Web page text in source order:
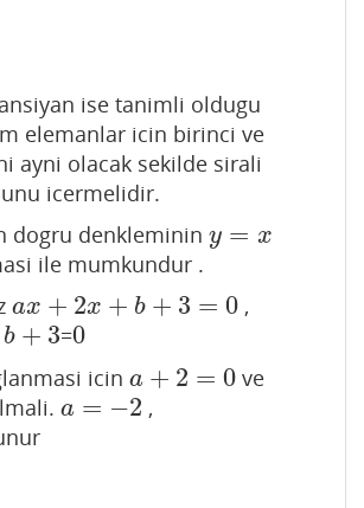
ise tanimli oldugu
elemanlar icin birinci ve
ayni olacak sekilde sirali
icermelidir.
dogru denkleminin y = x
y=x
ile mumkundur .
ax + 2x + b + 3 = 0
ax+ 2x +b+ 3= 0 ,
b + 3=0
0
icin a + 2 = 0
a+2= 0 ve
a = −2
a=−2 ,